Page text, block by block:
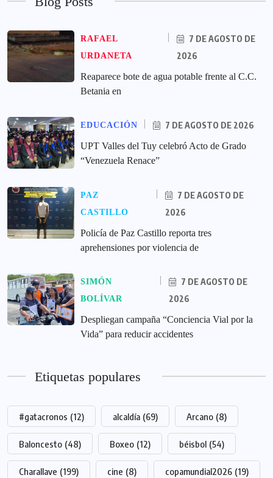
RAFAEL
URDANETA
7 DE AGOSTO DE
2026
Reaparece bote de agua potable frente al C.C.
Betania en
EDUCACIÓN
7 DE AGOSTO DE 2026
UPT Valles del Tuy celebró Acto de Grado
“Venezuela Renace”
PAZ
CASTILLO
7 DE AGOSTO DE
2026
‎Policía de Paz Castillo reporta tres
aprehensiones por violencia de
SIMÓN
BOLÍVAR
7 DE AGOSTO DE
2026
‎Despliegan campaña “Conciencia Vial por la
Vida” para reducir accidentes
Etiquetas populares
#gatacronos (12) alcaldía (69) Arcano (8)
Baloncesto (48) Boxeo (12) béisbol (54)
Charallave (199) cine (8) copamundial2026 (19)